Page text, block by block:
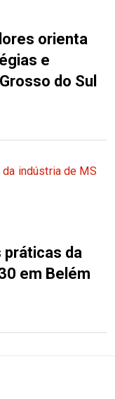
orienta
e
do Sul
práticas da
em Belém